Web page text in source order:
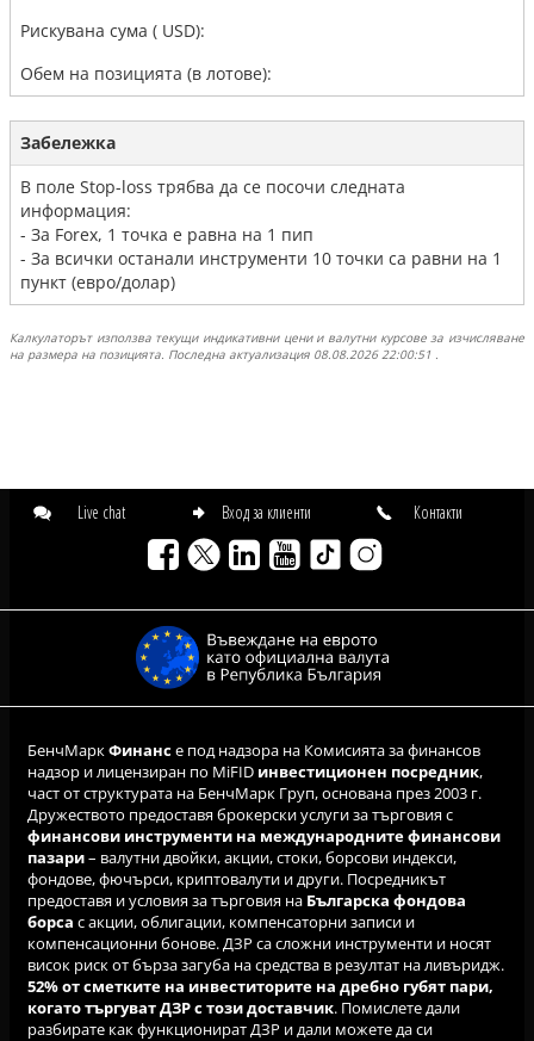
Рискувана сума ( USD):
Обем на позицията (в лотове):
Забележка
В поле Stop-loss трябва да се посочи следната
информация:
- За Forex, 1 точка е равна на 1 пип
- За всички останали инструменти 10 точки са равни на 1
пункт (евро/долар)
Калкулаторът използва текущи индикативни цени и валутни курсове за изчисляване
на размера на позицията. Последна актуализация 08.08.2026 22:00:51 .
Live chat Вход за клиенти Контакти
БенчМаркФинансе под надзора на Комисията за финансов
надзор и лицензиран по MiFID инвестиционен посредник,
част от структурата на БенчМарк Груп, основана през 2003 г.
Дружеството предоставя брокерски услуги за търговия с
финансови инструменти на международните финансови
пазари– валутни двойки, акции, стоки, борсови индекси,
фондове, фючърси, криптовалути и други. Посредникът
предоставя и условия за търговия на Българска фондова
борса с акции, облигации, компенсаторни записи и
компенсационни бонове. ДЗР са сложни инструменти и носят
висок риск от бърза загуба на средства в резултат на ливъридж.
52% от сметките на инвеститорите на дребно губят пари,
когато търгуват ДЗР с този доставчик. Помислете дали
разбирате как функционират ДЗР и дали можете да си